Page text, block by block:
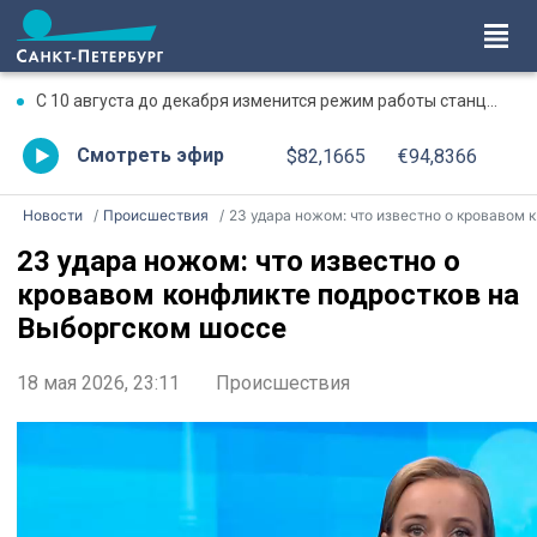
С 10 августа до декабря изменится режим работы станции метро «Чкаловская»
Смотреть эфир $82,1665 €94,8366
Новости Происшествия 23 удара ножом: что известно о кровавом конфликте подростков на Выборгском шоссе
23 удара ножом: что известно о
кровавом конфликте подростков на
Выборгском шоссе
18 мая 2026, 23:11 Происшествия